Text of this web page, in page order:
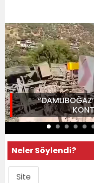
Neler Söylendi?
Site